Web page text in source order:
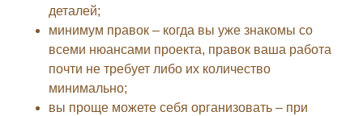
деталей;
минимум правок – когда вы уже знакомы со
всеми нюансами проекта, правок ваша работа
почти не требует либо их количество
минимально;
вы проще можете себя организовать – при